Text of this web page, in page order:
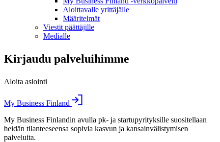
Aloittavalle yrittäjälle
Määritelmät
Viestit päättäjille
Medialle
Kirjaudu palveluihimme
Aloita asiointi
My Business Finland
My Business Finlandin avulla pk- ja startupyrityksille suositellaan
heidän tilanteeseensa sopivia kasvun ja kansainvälistymisen
palveluita.